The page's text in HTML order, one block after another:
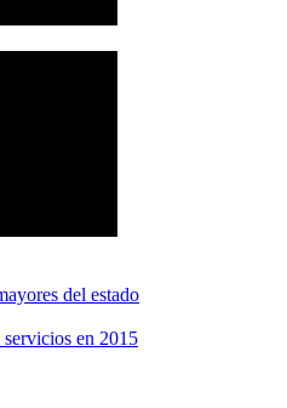
del estado
en 2015